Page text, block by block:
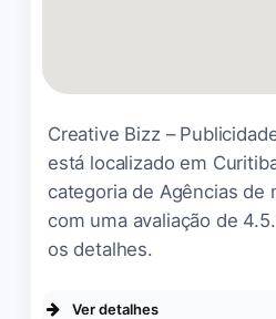
agradecer
nos
muita
Creative Bizz –
está localizado em
categoria de Agências de
com uma avaliação de
os detalhes.
Ver detalhes